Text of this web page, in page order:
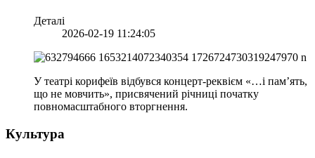
Деталі
2026-02-19 11:24:05
У театрі корифеїв відбувся концерт-реквієм «…і пам’ять,
що не мовчить», присвячений річниці початку
повномасштабного вторгнення.
Культура